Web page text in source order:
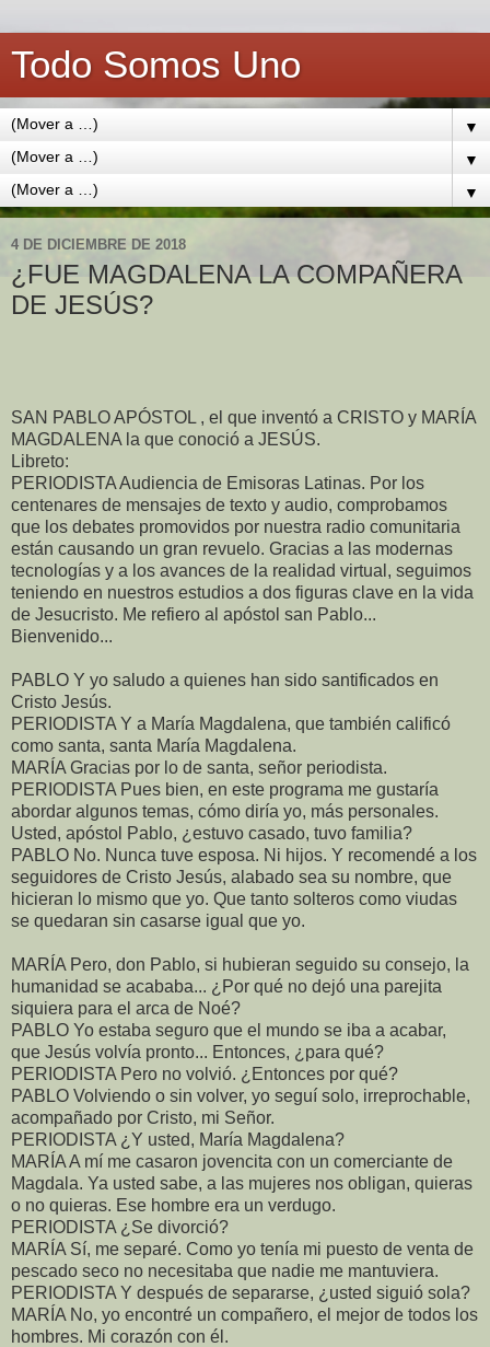
Todo Somos Uno
▼
▼
▼
4 DE DICIEMBRE DE 2018
¿FUE MAGDALENA LA COMPAÑERA
DE JESÚS?
SAN PABLO APÓSTOL , el que inventó a CRISTO y MARÍA
MAGDALENA la que conoció a JESÚS.
Libreto:
PERIODISTA Audiencia de Emisoras Latinas. Por los
centenares de mensajes de texto y audio, comprobamos
que los debates promovidos por nuestra radio comunitaria
están causando un gran revuelo. Gracias a las modernas
tecnologías y a los avances de la realidad virtual, seguimos
teniendo en nuestros estudios a dos figuras clave en la vida
de Jesucristo. Me refiero al apóstol san Pablo...
Bienvenido...
PABLO Y yo saludo a quienes han sido santificados en
Cristo Jesús.
PERIODISTA Y a María Magdalena, que también calificó
como santa, santa María Magdalena.
MARÍA Gracias por lo de santa, señor periodista.
PERIODISTA Pues bien, en este programa me gustaría
abordar algunos temas, cómo diría yo, más personales.
Usted, apóstol Pablo, ¿estuvo casado, tuvo familia?
PABLO No. Nunca tuve esposa. Ni hijos. Y recomendé a los
seguidores de Cristo Jesús, alabado sea su nombre, que
hicieran lo mismo que yo. Que tanto solteros como viudas
se quedaran sin casarse igual que yo.
MARÍA Pero, don Pablo, si hubieran seguido su consejo, la
humanidad se acababa... ¿Por qué no dejó una parejita
siquiera para el arca de Noé?
PABLO Yo estaba seguro que el mundo se iba a acabar,
que Jesús volvía pronto... Entonces, ¿para qué?
PERIODISTA Pero no volvió. ¿Entonces por qué?
PABLO Volviendo o sin volver, yo seguí solo, irreprochable,
acompañado por Cristo, mi Señor.
PERIODISTA ¿Y usted, María Magdalena?
MARÍA A mí me casaron jovencita con un comerciante de
Magdala. Ya usted sabe, a las mujeres nos obligan, quieras
o no quieras. Ese hombre era un verdugo.
PERIODISTA ¿Se divorció?
MARÍA Sí, me separé. Como yo tenía mi puesto de venta de
pescado seco no necesitaba que nadie me mantuviera.
PERIODISTA Y después de separarse, ¿usted siguió sola?
MARÍA No, yo encontré un compañero, el mejor de todos los
hombres. Mi corazón con él.